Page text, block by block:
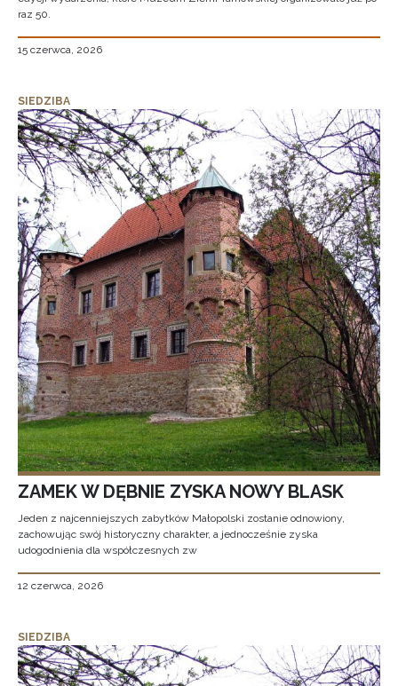
raz 50.
15 czerwca, 2026
SIEDZIBA
ZAMEK W DĘBNIE ZYSKA NOWY BLASK
Jeden z najcenniejszych zabytków Małopolski zostanie odnowiony,
zachowując swój historyczny charakter, a jednocześnie zyska
udogodnienia dla współczesnych zw
12 czerwca, 2026
SIEDZIBA